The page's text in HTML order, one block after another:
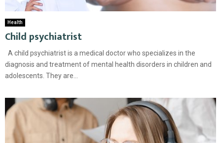
Health
Child psychiatrist
A child psychiatrist is a medical doctor who specializes in the
diagnosis and treatment of mental health disorders in children and
adolescents. They are...